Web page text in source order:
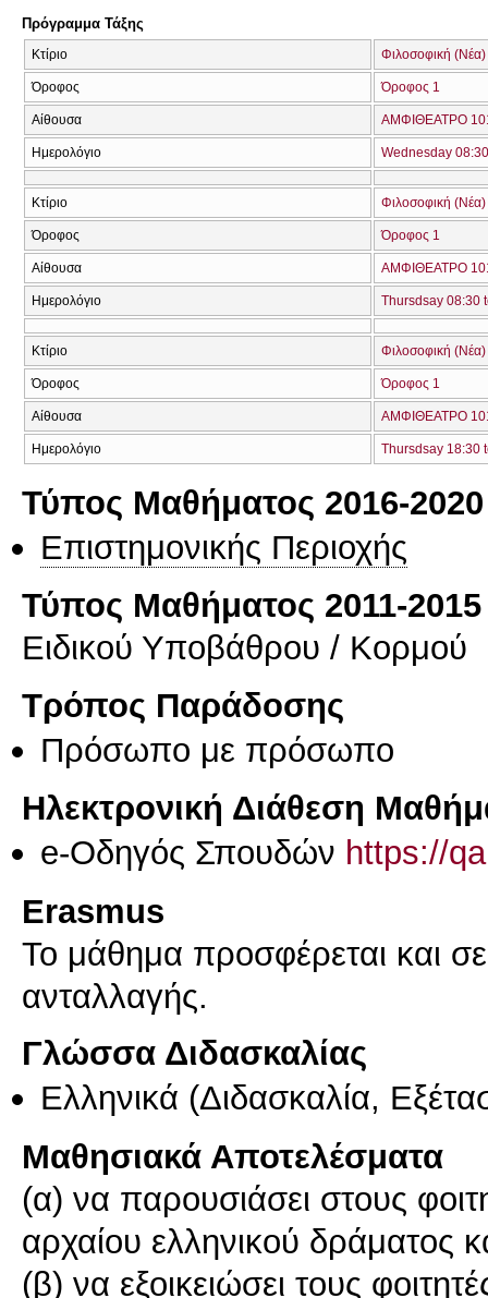
Πρόγραμμα Τάξης
Κτίριο Φιλοσοφική (Νέα)
Όροφος Όροφος 1
Αίθουσα ΑΜΦΙΘΕΑΤΡΟ
Ημερολόγιο Wednesday
Κτίριο Φιλοσοφική (Νέα)
Όροφος Όροφος 1
Αίθουσα ΑΜΦΙΘΕΑΤΡΟ
Ημερολόγιο Thursdsay 08:30
Κτίριο Φιλοσοφική (Νέα)
Όροφος Όροφος 1
Αίθουσα ΑΜΦΙΘΕΑΤΡΟ
Ημερολόγιο Thursdsay 18:30
Τύπος Μαθήματος 2016-2020
Επιστημονικής Περιοχής
Τύπος Μαθήματος 2011-2015
Ειδικού Υποβάθρου / Κορμού
Τρόπος Παράδοσης
Πρόσωπο με πρόσωπο
Ηλεκτρονική Διάθεση
e-Οδηγός Σπουδών https://
Erasmus
Το μάθημα προσφέρεται και
ανταλλαγής.
Γλώσσα Διδασκαλίας
Ελληνικά (Διδασκαλία,
Μαθησιακά Αποτελέσματα
(α) να παρουσιάσει στους
αρχαίου ελληνικού δράματος
(β) να εξοικειώσει τους